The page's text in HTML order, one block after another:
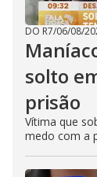
DO R7/06/08/
solto
prisão
Vítima que
medo com a